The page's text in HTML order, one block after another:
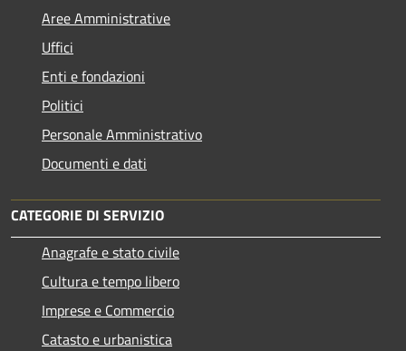
Aree Amministrative
Uffici
Enti e fondazioni
Politici
Personale Amministrativo
Documenti e dati
CATEGORIE DI SERVIZIO
Anagrafe e stato civile
Cultura e tempo libero
Imprese e Commercio
Catasto e urbanistica